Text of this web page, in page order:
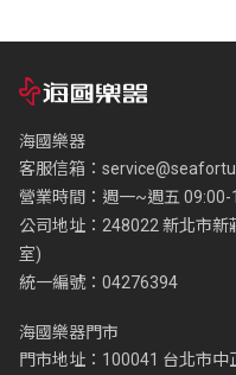
海國樂器
客服信箱：
營業時間：週一~週五
公司地址：248022 新北市
室)
統一編號：04276394
海國樂器門市
門市地址：100041 台北市中